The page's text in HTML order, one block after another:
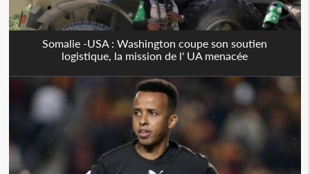
Somalie -USA : Washington coupe son soutien
logistique, la mission de l' UA menacée